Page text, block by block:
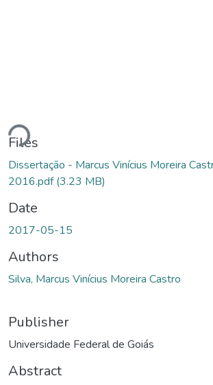
Files
Dissertação - Marcus Vinícius Moreira
2016.pdf(3.23 MB)
Date
2017-05-15
Authors
Silva, Marcus Vinícius Moreira Castro
Publisher
Universidade Federal de Goiás
Abstract